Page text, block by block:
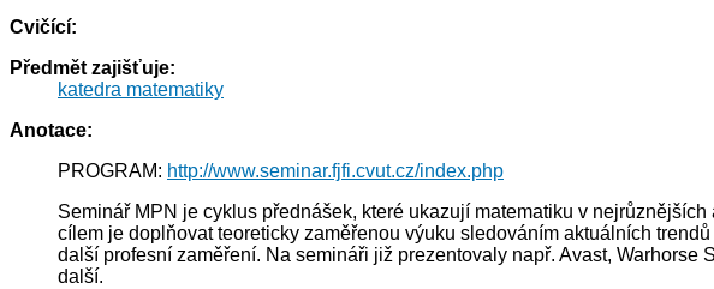
Cvičící:
Předmět zajišťuje:
katedra matematiky
Anotace:
PROGRAM: http://www.seminar.fjfi.cvut.cz/index.php
Seminář MPN je cyklus přednášek, které ukazují matematiku v
cílem je doplňovat teoreticky zaměřenou výuku sledováním aktuálních
další profesní zaměření. Na semináři již prezentovaly např. Avast,
další.